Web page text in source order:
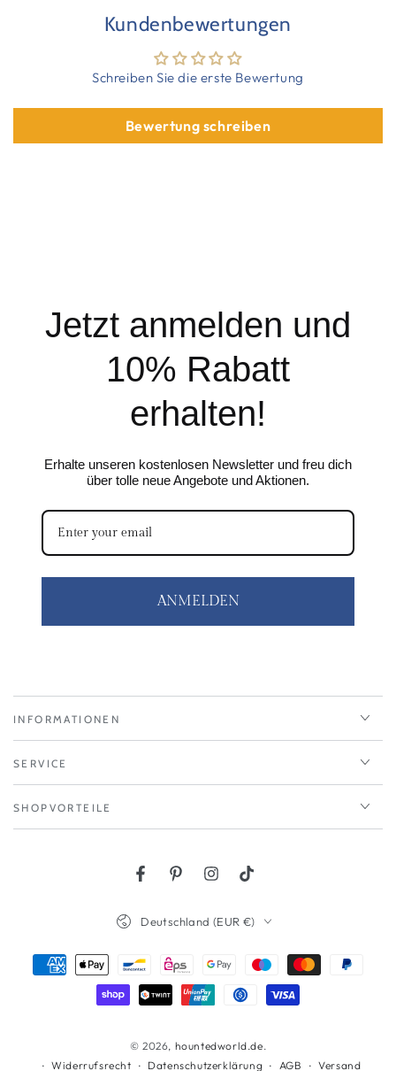
Kundenbewertungen
Schreiben Sie die erste Bewertung
Bewertung schreiben
Jetzt anmelden und
10% Rabatt
erhalten!
Erhalte unseren kostenlosen Newsletter und freu dich
über tolle neue Angebote und Aktionen.
ANMELDEN
INFORMATIONEN
SERVICE
SHOPVORTEILE
FacebookPinterestInstagram
TikTok
© 2026, hountedworld.de.
Widerrufsrecht
Datenschutzerklärung AGB Versand
Deutschland (EUR €)
Zahlungsmöglichkeiten